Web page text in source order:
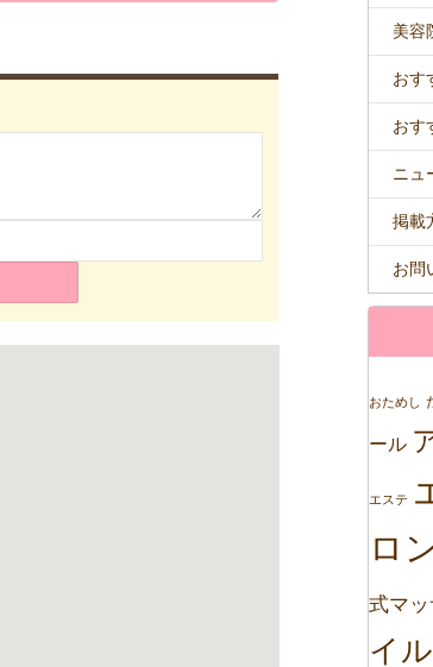
美容
おす
おす
ニュ
掲載
お問
おためし
ール
エステ
ロ
式マ
イ